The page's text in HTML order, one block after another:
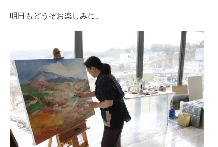
明日もどうぞお楽しみに。